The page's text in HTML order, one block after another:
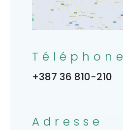
Téléphone
+387 36 810-210
Adresse